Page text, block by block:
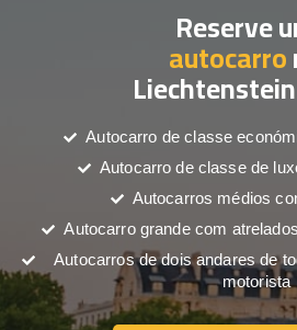
Reserve
autocarro
Autocarro de classe
Autocarro de classe de
Autocarros médios
Autocarro grande com
Autocarros de dois andares de
motorista